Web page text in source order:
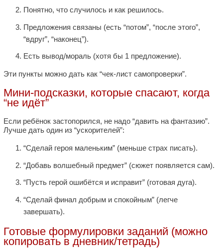
Понятно, что случилось и как решилось.
Предложения связаны (есть “потом”, “после этого”,
“вдруг”, “наконец”).
Есть вывод/мораль (хотя бы 1 предложение).
Эти пункты можно дать как “чек-лист самопроверки”.
Мини-подсказки, которые спасают, когда
“не идёт”
Если ребёнок застопорился, не надо “давить на фантазию”.
Лучше дать один из “ускорителей”:
“Сделай героя маленьким” (меньше страх писать).
“Добавь волшебный предмет” (сюжет появляется сам).
“Пусть герой ошибётся и исправит” (готовая дуга).
“Сделай финал добрым и спокойным” (легче
завершать).
Готовые формулировки заданий (можно
копировать в дневник/тетрадь)